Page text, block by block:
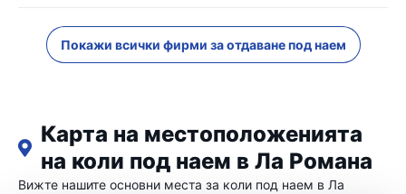
Покажи всички фирми за отдаване под наем
Карта на местоположенията
на коли под наем в Ла Романа
Вижте нашите основни места за коли под наем в Ла